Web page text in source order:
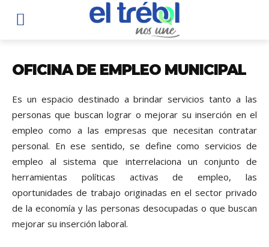
OFICINA DE EMPLEO MUNICIPAL
Es un espacio destinado a brindar servicios tanto a las
personas que buscan lograr o mejorar su inserción en el
empleo como a las empresas que necesitan contratar
personal. En ese sentido, se define como servicios de
empleo al sistema que interrelaciona un conjunto de
herramientas políticas activas de empleo, las
oportunidades de trabajo originadas en el sector privado
de la economía y las personas desocupadas o que buscan
mejorar su inserción laboral.